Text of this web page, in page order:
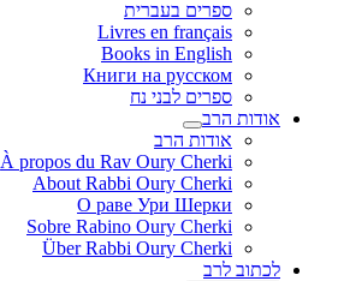
ספרים בעברית
Livres en français
Books in English
Книги на русском
ספרים לבני נח
אודות הרב
אודות הרב
À propos du Rav Oury Cherki
About Rabbi Oury Cherki
О раве Ури Шерки
Sobre Rabino Oury Cherki
Über Rabbi Oury Cherki
לכתוב לרב